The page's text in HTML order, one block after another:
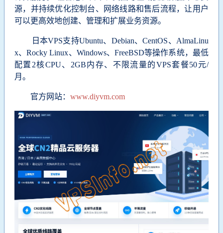
源，并持续优化控制台、网络线路和售后流程，让用户
可以更高效地创建、管理和扩展业务资源。
日本VPS支持Ubuntu、Debian、CentOS、AlmaLinu
x、Rocky Linux、Windows、FreeBSD等操作系统，最低
配置2核CPU、2GB内存、不限流量的VPS套餐50元/
月。
官方网站： www.diyvm.com